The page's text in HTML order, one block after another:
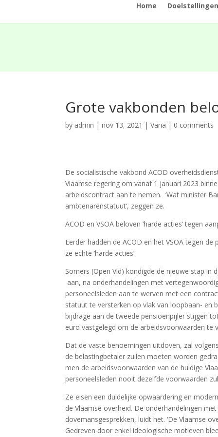
Home Doelstellingen
Grote vakbonden
by admin |nov 13, 2021 |Varia | 0 comments
De socialistische vakbond ACOD
Vlaamse regering om vanaf 1 januari 2023
arbeidscontract aan te nemen. ‘Wat minister
ambtenarenstatuut’, zeggen ze.
ACOD en VSOA beloven ‘harde acties’ tegen
Eerder hadden de ACOD en het VSOA tegen
ze echte ‘harde acties’.
Somers (Open Vld) kondigde de nieuwe stap in
aan, na onderhandelingen met
personeelsleden aan te werven met een
statuut te versterken op vlak van loopbaan- en
bijdrage aan de tweede pensioenpijler stijgen
euro vastgelegd om de arbeidsvoorwaarden te
Dat de vaste benoemingen uitdoven, zal
de belastingbetaler zullen moeten worden
men de arbeidsvoorwaarden van de huidige
personeelsleden nooit dezelfde voorwaarden
Ze eisen een duidelijke opwaardering en
de Vlaamse overheid. De onderhandelingen
dovemansgesprekken, luidt het. ‘De Vlaamse
Gedreven door enkel ideologische motieven